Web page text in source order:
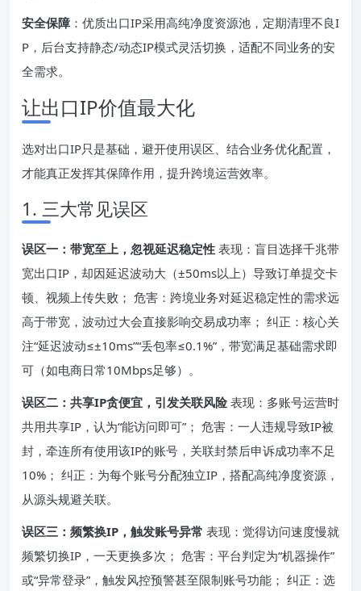
安全保障 ：优质出口IP采用高纯净度资源池，定期清理不良I
P，后台支持静态/动态IP模式灵活切换，适配不同业务的安
全需求。
让出口IP价值最大化
选对出口IP只是基础，避开使用误区、结合业务优化配置，
才能真正发挥其保障作用，提升跨境运营效率。
1. 三大常见误区
误区一：带宽至上，忽视延迟稳定性 表现：盲目选择千兆带
宽出口IP，却因延迟波动大（±50ms以上）导致订单提交卡
顿、视频上传失败； 危害：跨境业务对延迟稳定性的需求远
高于带宽，波动过大会直接影响交易成功率； 纠正：核心关
注“延迟波动≤±10ms”“丢包率≤0.1%”，带宽满足基础需求即
可（如电商日常10Mbps足够）。
误区二：共享IP贪便宜，引发关联风险 表现：多账号运营时
共用共享IP，认为“能访问即可”； 危害：一人违规导致IP被
封，牵连所有使用该IP的账号，关联封禁后申诉成功率不足
10%； 纠正：为每个账号分配独立IP，搭配高纯净度资源，
从源头规避关联。
误区三：频繁换IP，触发账号异常 表现：觉得访问速度慢就
频繁切换IP，一天更换多次； 危害：平台判定为“机器操作”
或“异常登录”，触发风控预警甚至限制账号功能； 纠正：选